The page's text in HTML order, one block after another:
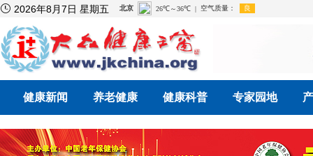
 2026年8月7日 星期五
健康新闻 养老健康 健康科普 专家园地